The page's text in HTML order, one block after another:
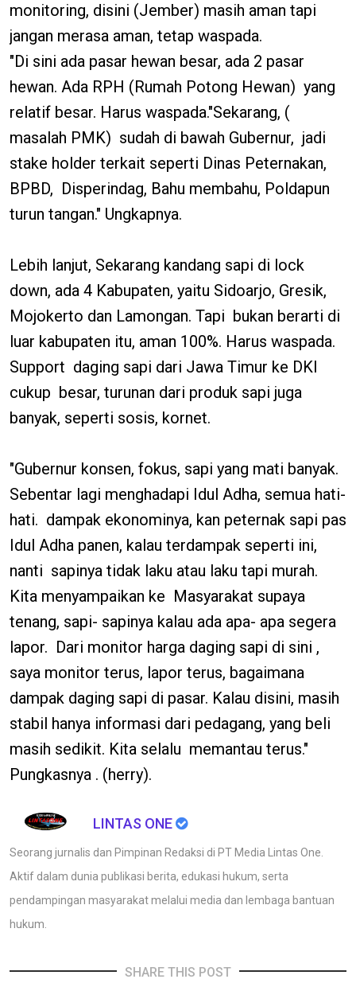
monitoring, disini (Jember) masih aman tapi
jangan merasa aman, tetap waspada.
"Di sini ada pasar hewan besar, ada 2 pasar
hewan. Ada RPH (Rumah Potong Hewan) yang
relatif besar. Harus waspada."Sekarang, (
masalah PMK) sudah di bawah Gubernur, jadi
stake holder terkait seperti Dinas Peternakan,
BPBD, Disperindag, Bahu membahu, Poldapun
turun tangan." Ungkapnya.
Lebih lanjut, Sekarang kandang sapi di lock
down, ada 4 Kabupaten, yaitu Sidoarjo, Gresik,
Mojokerto dan Lamongan. Tapi bukan berarti di
luar kabupaten itu, aman 100%. Harus waspada.
Support daging sapi dari Jawa Timur ke DKI
cukup besar, turunan dari produk sapi juga
banyak, seperti sosis, kornet.
"Gubernur konsen, fokus, sapi yang mati banyak.
Sebentar lagi menghadapi Idul Adha, semua hati-
hati. dampak ekonominya, kan peternak sapi pas
Idul Adha panen, kalau terdampak seperti ini,
nanti sapinya tidak laku atau laku tapi murah.
Kita menyampaikan ke Masyarakat supaya
tenang, sapi- sapinya kalau ada apa- apa segera
lapor. Dari monitor harga daging sapi di sini ,
saya monitor terus, lapor terus, bagaimana
dampak daging sapi di pasar. Kalau disini, masih
stabil hanya informasi dari pedagang, yang beli
masih sedikit. Kita selalu memantau terus."
Pungkasnya . (herry).
LINTAS ONE
Seorang jurnalis dan Pimpinan Redaksi di PT Media Lintas One.
Aktif dalam dunia publikasi berita, edukasi hukum, serta
pendampingan masyarakat melalui media dan lembaga bantuan
hukum.
SHARE THIS POST